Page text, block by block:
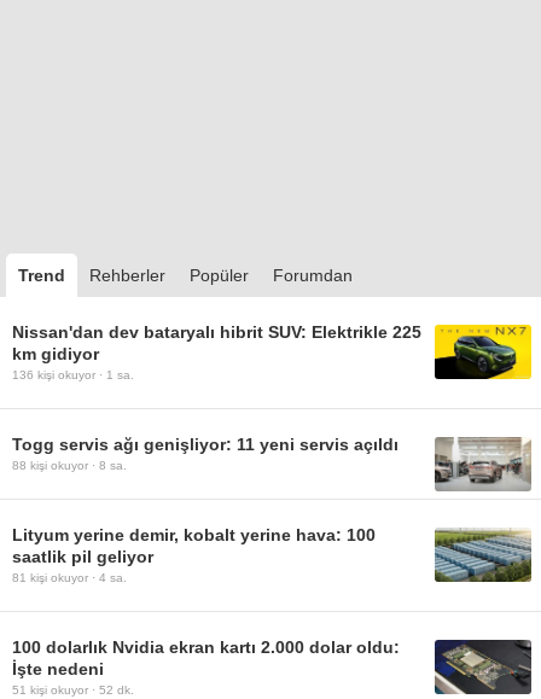
Trend Rehberler Popüler Forumdan
Nissan'dan dev bataryalı hibrit SUV: Elektrikle 225
km gidiyor
136 kişi okuyor · 1 sa.
Togg servis ağı genişliyor: 11 yeni servis açıldı
88 kişi okuyor · 8 sa.
Lityum yerine demir, kobalt yerine hava: 100
saatlik pil geliyor
81 kişi okuyor · 4 sa.
100 dolarlık Nvidia ekran kartı 2.000 dolar oldu:
İşte nedeni
51 kişi okuyor · 52 dk.